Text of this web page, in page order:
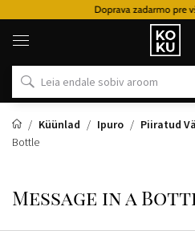
Doprava zadarmo pre
parfüümid
kellad
ühes
Küünlad Ipuro Piiratud
Bottle
Message in a